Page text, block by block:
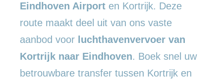
Eindhoven Airport en Kortrijk. Deze
route maakt deel uit van ons vaste
aanbod voor luchthavenvervoer van
Kortrijk naar Eindhoven. Boek snel uw
betrouwbare transfer tussen Kortrijk en